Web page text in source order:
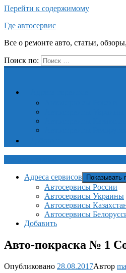
Перейти к содержимому
Где автосервис
Все о ремонте авто, статьи,
Поиск по:
Адреса сервисов Показывать
Автосервисы России
Автосервисы Украины
Автосервисы
Автосервисы
Добавить
Авто-покраска № 1
Опубликовано 28.08.2017Автор